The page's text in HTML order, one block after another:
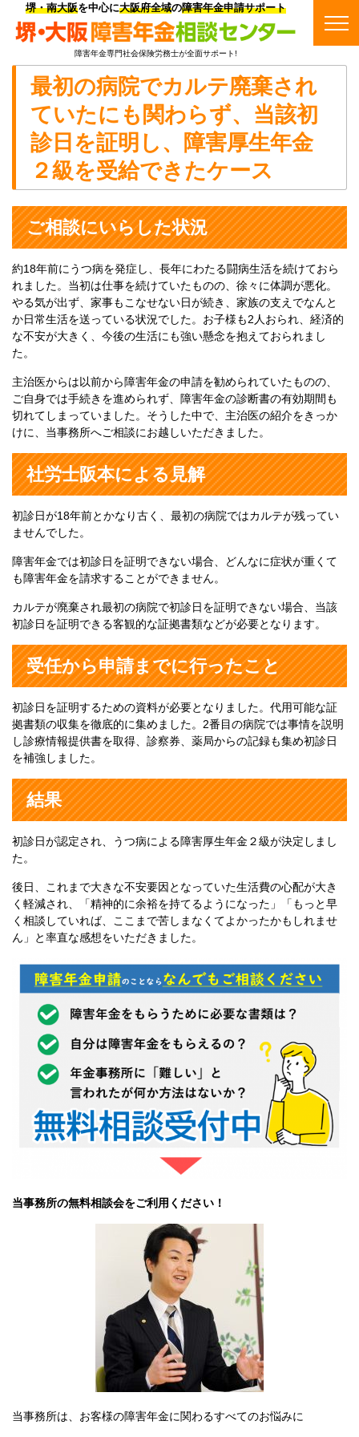
堺・南大阪を中心に大阪府全域の障害年金申請サポート
障害年金専門社会保険労務士が全面サポート!
最初の病院でカルテ廃棄され
ていたにも関わらず、当該初
診日を証明し、障害厚生年金
２級を受給できたケース
ご相談にいらした状況
約18年前にうつ病を発症し、長年にわたる闘病生活を続けておら
れました。当初は仕事を続けていたものの、徐々に体調が悪化。
やる気が出ず、家事もこなせない日が続き、家族の支えでなんと
か日常生活を送っている状況でした。お子様も2人おられ、経済的
な不安が大きく、今後の生活にも強い懸念を抱えておられまし
た。
主治医からは以前から障害年金の申請を勧められていたものの、
ご自身では手続きを進められず、障害年金の診断書の有効期間も
切れてしまっていました。そうした中で、主治医の紹介をきっか
けに、当事務所へご相談にお越しいただきました。
社労士阪本による見解
初診日が18年前とかなり古く、最初の病院ではカルテが残ってい
ませんでした。
障害年金では初診日を証明できない場合、どんなに症状が重くて
も障害年金を請求することができません。
カルテが廃棄され最初の病院で初診日を証明できない場合、当該
初診日を証明できる客観的な証拠書類などが必要となります。
受任から申請までに行ったこと
初診日を証明するための資料が必要となりました。代用可能な証
拠書類の収集を徹底的に集めました。2番目の病院では事情を説明
し診療情報提供書を取得、診察券、薬局からの記録も集め初診日
を補強しました。
結果
初診日が認定され、うつ病による障害厚生年金２級が決定しまし
た。
後日、これまで大きな不安要因となっていた生活費の心配が大き
く軽減され、「精神的に余裕を持てるようになった」「もっと早
く相談していれば、ここまで苦しまなくてよかったかもしれませ
ん」と率直な感想をいただきました。
当事務所の無料相談会をご利用ください！
当事務所は、お客様の障害年金に関わるすべてのお悩みに